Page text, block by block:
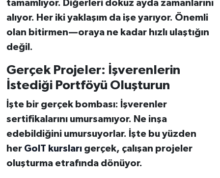
tamamlıyor. Diğerleri dokuz ayda zamanlarını
alıyor. Her iki yaklaşım da işe yarıyor. Önemli
olan bitirmen—oraya ne kadar hızlı ulaştığın
değil.
Gerçek Projeler: İşverenlerin
İstediği Portföyü Oluşturun
İşte bir gerçek bombası: İşverenler
sertifikalarını umursamıyor. Ne inşa
edebildiğini umursuyorlar. İşte bu yüzden
her GoIT kurslarıgerçek, çalışan projeler
oluşturma etrafında dönüyor.